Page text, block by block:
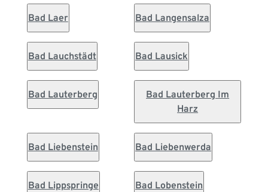
Bad Laer Bad Langensalza
Bad Lauchstädt Bad Lausick
Bad Lauterberg
Bad Lauterberg Im
Harz
Bad Liebenstein Bad Liebenwerda
Bad Lippspringe Bad Lobenstein